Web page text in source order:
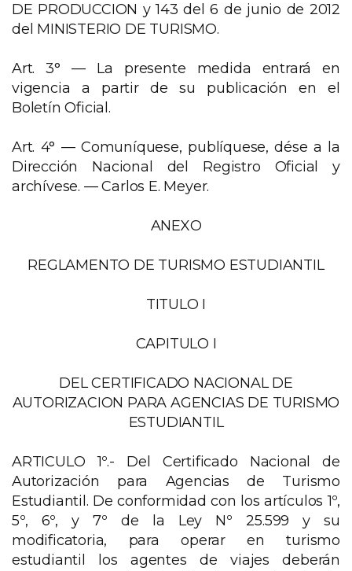
DE PRODUCCION y 143 del 6 de junio de 2012
del MINISTERIO DE TURISMO.
Art. 3° — La presente medida entrará en
vigencia a partir de su publicación en el
Boletín Oficial.
Art. 4° —Comuníquese, publíquese, dése a la
Dirección Nacional del Registro Oficial y
archívese. — Carlos E. Meyer.
ANEXO
REGLAMENTO DE TURISMO ESTUDIANTIL
TITULO I
CAPITULO I
DEL CERTIFICADO NACIONAL DE
AUTORIZACION PARA AGENCIAS DE TURISMO
ESTUDIANTIL
ARTICULO 1º.- Del Certificado Nacional de
Autorización para Agencias de Turismo
Estudiantil. De conformidad con los artículos 1º,
5º, 6º, y 7º de la Ley Nº 25.599 y su
modificatoria, para operar en turismo
estudiantil los agentes de viajes deberán